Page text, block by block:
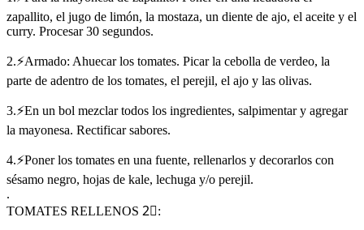
zapallito, el jugo de limón, la mostaza, un diente de ajo, el aceite y el
curry. Procesar 30 segundos.
2.⚡Armado: Ahuecar los tomates. Picar la cebolla de verdeo, la
parte de adentro de los tomates, el perejil, el ajo y las olivas.
3.⚡En un bol mezclar todos los ingredientes, salpimentar y agregar
la mayonesa. Rectificar sabores.
4.⚡Poner los tomates en una fuente, rellenarlos y decorarlos con
sésamo negro, hojas de kale, lechuga y/o perejil.
.
TOMATES RELLENOS 2⃣: